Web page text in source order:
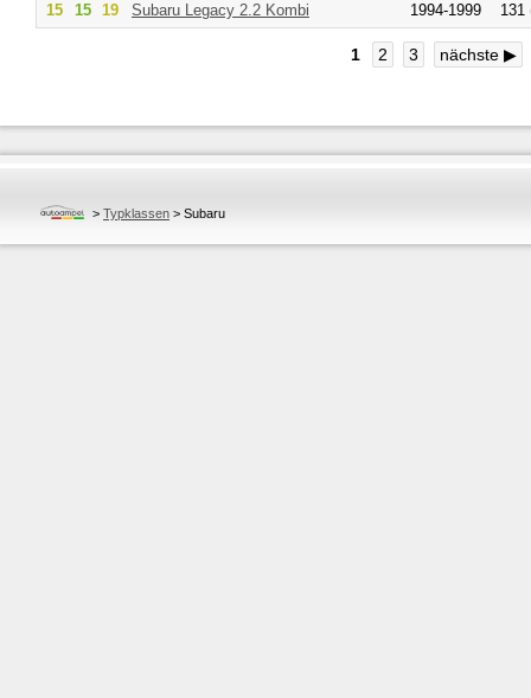
15
15 19 Subaru Legacy 2.2 Kombi 1994-1999 131
1 2 3 nächste ▶
> Typklassen > Subaru